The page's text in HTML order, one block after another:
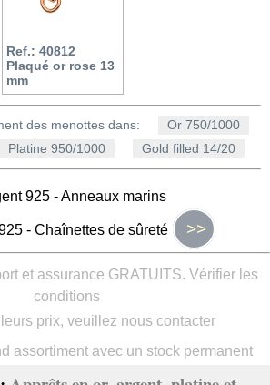
Ref.: 40812
Plaqué or rose 13
mm
des menottes dans:
Or 750/1000
Platine 950/1000 Gold filled 14/20
925 - Anneaux marins
- Chaînettes de sûreté >>
et assurance GRATUITS. Vérifier les
conditions
prix, veuillez nous contacter
assortiment avec un stock permanent